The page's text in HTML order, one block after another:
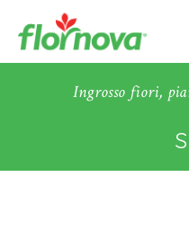
Ingrosso fiori,